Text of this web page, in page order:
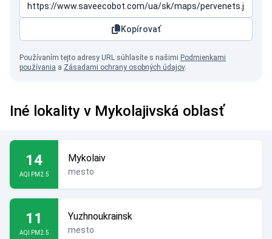
Kopírovať
Používaním tejto adresy URL súhlasíte s našimi Podmienkami
používania a Zásadami ochrany osobných údajov.
Iné lokality v Mykolajivská oblasť
14
AQI PM2.5
Mykolaiv
mesto
11
AQI PM2.5
Yuzhnoukrainsk
mesto